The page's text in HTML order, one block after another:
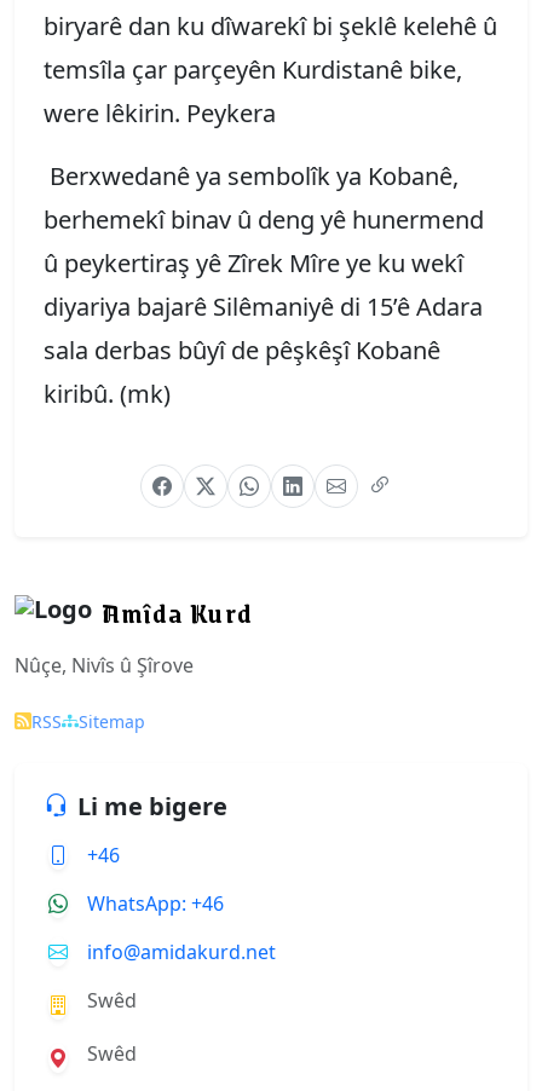
biryarê dan ku dîwarekî bi şeklê kelehê û
temsîla çar parçeyên Kurdistanê bike,
were lêkirin. Peykera
Berxwedanê ya sembolîk ya Kobanê,
berhemekî binav û deng yê hunermend
û peykertiraş yê Zîrek Mîre ye ku wekî
diyariya bajarê Silêmaniyê di 15’ê Adara
sala derbas bûyî de pêşkêşî Kobanê
kiribû. (mk)
Amîda Kurd
Nûçe, Nivîs û Şîrove
RSS Sitemap
Li me bigere
+46
WhatsApp: +46
info@amidakurd.net
Swêd
Swêd